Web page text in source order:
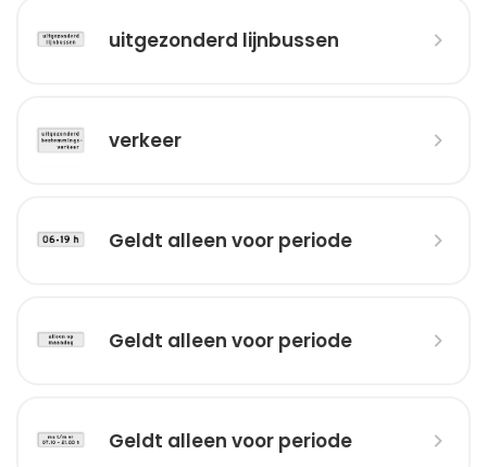
uitgezonderd lijnbussen
verkeer
Geldt alleen voor periode
Geldt alleen voor periode
Geldt alleen voor periode